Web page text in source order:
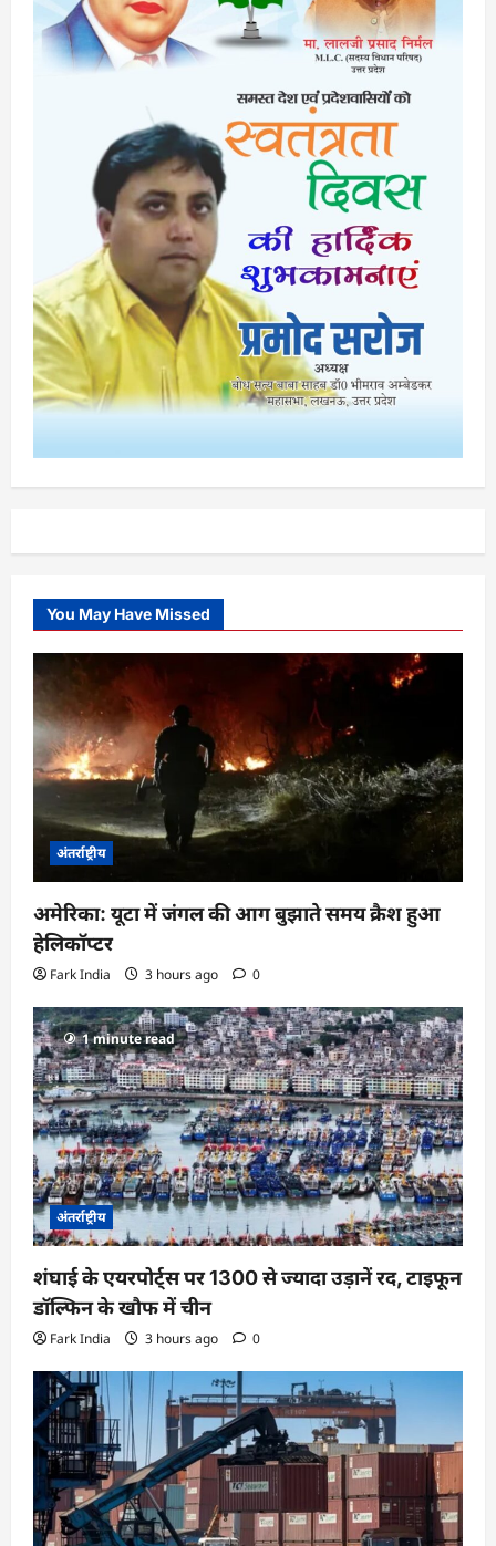
You May Have Missed
अंतर्राष्ट्रीय
अमेरिका: यूटा में जंगल की आग बुझाते समय क्रैश हुआ
हेलिकॉप्टर
Fark India 3 hours ago 0
1 minute read
अंतर्राष्ट्रीय
शंघाई के एयरपोर्ट्स पर 1300 से ज्यादा उड़ानें रद, टाइफून
डॉल्फिन के खौफ में चीन
Fark India 3 hours ago 0